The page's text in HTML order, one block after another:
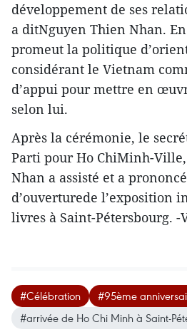
développement de ses
a ditNguyen Thien Nhan.
promeut la politique
considérant le Vietnam
d’appui pour mettre en
selon lui.
Après la cérémonie, le
Parti pour Ho ChiMinh-
Nhan a assisté et a
d’ouverturede l’exposition
livres à Saint-Pétersbourg. -
#Célébration
#95ème
#arrivée de Ho Chi Minh à Saint-